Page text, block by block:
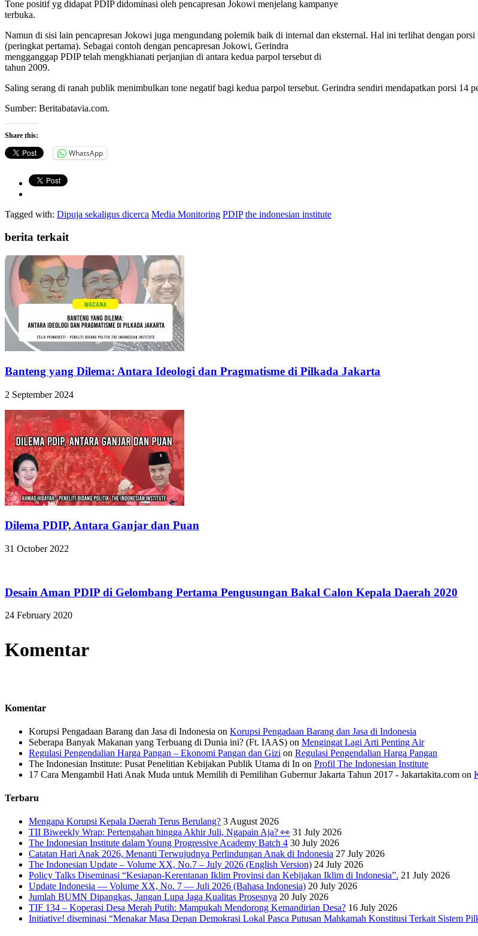
Tone positif yg didapat PDIP didominasi oleh pencapresan Jokowi menjelang kampanye
terbuka.
Namun di sisi lain pencapresan Jokowi juga mengundang polemik baik di internal dan eksternal. Hal ini terlihat dengan porsi
(peringkat pertama). Sebagai contoh dengan pencapresan Jokowi, Gerindra
mengganggap PDIP telah mengkhianati perjanjian di antara kedua parpol tersebut di
tahun 2009.
Saling serang di ranah publik menimbulkan tone negatif bagi kedua parpol tersebut. Gerindra sendiri mendapatkan porsi 14
Sumber: Beritabatavia.com.
Share this:
WhatsApp
Tagged with: Dipuja sekaligus dicerca Media Monitoring PDIP the indonesian institute
berita terkait
Banteng yang Dilema: Antara Ideologi dan Pragmatisme di Pilkada Jakarta
2 September 2024
Dilema PDIP, Antara Ganjar dan Puan
31 October 2022
Desain Aman PDIP di Gelombang Pertama Pengusungan Bakal Calon Kepala Daerah 2020
24 February 2020
Komentar
Komentar
Korupsi Pengadaan Barang dan Jasa di Indonesia on Korupsi Pengadaan Barang dan Jasa di Indonesia
Seberapa Banyak Makanan yang Terbuang di Dunia ini? (Ft. IAAS) on Mengingat Lagi Arti Penting Air
Regulasi Pengendalian Harga Pangan – Ekonomi Pangan dan Gizi on Regulasi Pengendalian Harga Pangan
The Indonesian Institute: Pusat Penelitian Kebijakan Publik Utama di In on Profil The Indonesian Institute
17 Cara Mengambil Hati Anak Muda untuk Memilih di Pemilihan Gubernur Jakarta Tahun 2017 - Jakartakita.com on
Terbaru
Mengapa Korupsi Kepala Daerah Terus Berulang? 3 August 2026
TII Biweekly Wrap: Pertengahan hingga Akhir Juli, Ngapain Aja? 👀 31 July 2026
The Indonesian Institute dalam Young Progressive Academy Batch 4 30 July 2026
Catatan Hari Anak 2026, Menanti Terwujudnya Perlindungan Anak di Indonesia 27 July 2026
The Indonesian Update – Volume XX, No.7 – July 2026 (English Version) 24 July 2026
Policy Talks Diseminasi “Kesiapan-Kerentanan Iklim Provinsi dan Kebijakan Iklim di Indonesia”. 21 July 2026
Update Indonesia — Volume XX, No. 7 — Juli 2026 (Bahasa Indonesia) 20 July 2026
Jumlah BUMN Dipangkas, Jangan Lupa Jaga Kualitas Prosesnya 20 July 2026
TIF 134 – Koperasi Desa Merah Putih: Mampukah Mendorong Kemandirian Desa? 16 July 2026
Initiative! diseminasi “Menakar Masa Depan Demokrasi Lokal Pasca Putusan Mahkamah Konstitusi Terkait Sistem